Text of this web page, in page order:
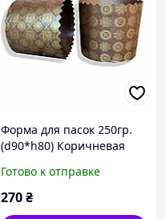
Форма для пасок 250гр.
(d90*h80) Коричневая
Готово к отправке
270₴